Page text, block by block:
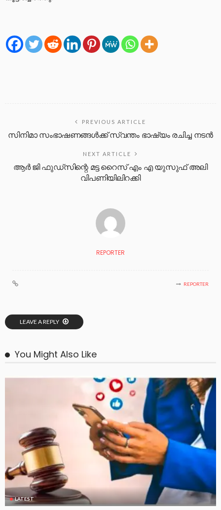
PREVIOUS ARTICLE
സിനിമാ സംഭാഷണങ്ങള്‍ക്ക് സ്വന്തം ഭാഷ്യം രചിച്ച നടന്‍
NEXT ARTICLE
ആര്‍ ജി ഫുഡ്‌സിന്റെ മട്ട റൈസ് എം എ യുസുഫ് അലി
വിപണിയിലിറക്കി
REPORTER
REPORTER
LEAVE A REPLY
You Might Also Like
LATEST